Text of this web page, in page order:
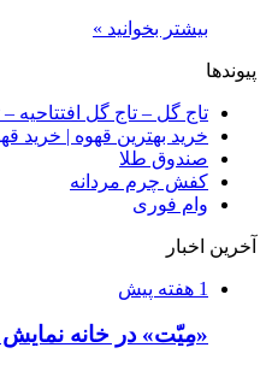
بیشتر بخوانید »
پیوندها
تاج گل – تاج گل افتتاحیه
خرید بهترین قهوه | خرید
صندوق طلا
کفش چرم مردانه
وام فوری
آخرین اخبار
1 هفته پیش
«مِیّت» در خانه